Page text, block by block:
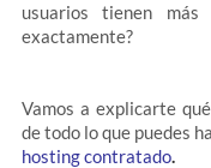
usuarios tienen
exactamente?
Vamos a explicarte
de todo lo que puedes
hosting contratado.